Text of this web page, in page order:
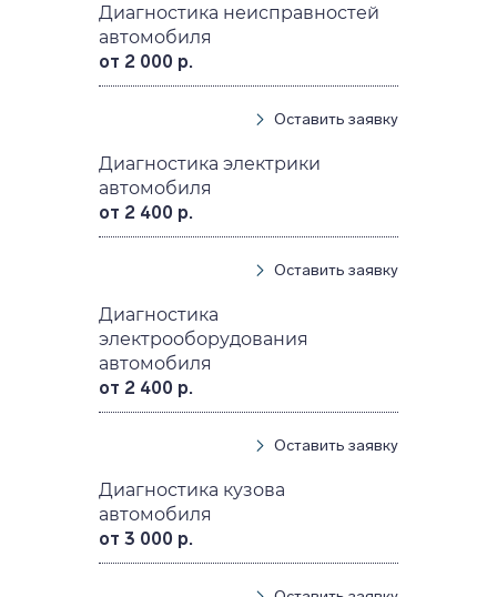
Диагностика неисправностей
автомобиля
от 2 000 р.
Оставить заявку
Диагностика электрики
автомобиля
от 2 400 р.
Оставить заявку
Диагностика
электрооборудования
автомобиля
от 2 400 р.
Оставить заявку
Диагностика кузова
автомобиля
от 3 000 р.